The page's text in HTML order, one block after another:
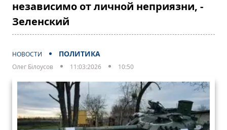
независимо от личной неприязни, -
Зеленский
НОВОСТИ ПОЛИТИКА
Олег Білоусов 11:03:2026 10:50